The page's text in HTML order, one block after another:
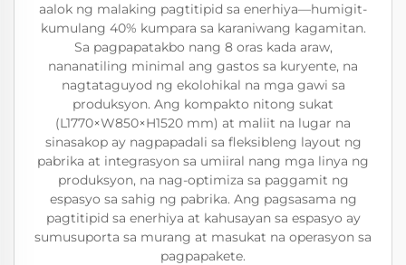
aalok ng malaking pagtitipid sa enerhiya—humigit-
kumulang 40% kumpara sa karaniwang kagamitan.
Sa pagpapatakbo nang 8 oras kada araw,
nananatiling minimal ang gastos sa kuryente, na
nagtataguyod ng ekolohikal na mga gawi sa
produksyon. Ang kompakto nitong sukat
(L1770×W850×H1520 mm) at maliit na lugar na
sinasakop ay nagpapadali sa fleksibleng layout ng
pabrika at integrasyon sa umiiral nang mga linya ng
produksyon, na nag-optimiza sa paggamit ng
espasyo sa sahig ng pabrika. Ang pagsasama ng
pagtitipid sa enerhiya at kahusayan sa espasyo ay
sumusuporta sa murang at masukat na operasyon sa
pagpapakete.